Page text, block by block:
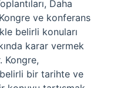
Daha
ve konferans
belirli konuları
karar vermek
Kongre,
belirli bir tarihte ve